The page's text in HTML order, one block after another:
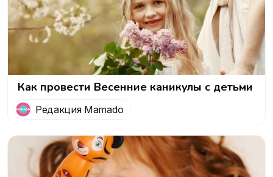
Как провести Весенние каникулы с детьми
Редакция Mamado